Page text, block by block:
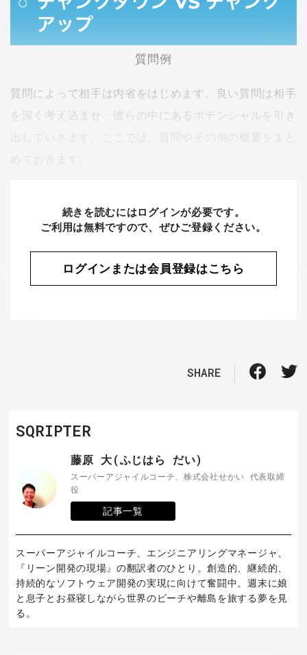
質問例
質問によって相手は内省をはじめます。良い質問は相手
を深く考え込ませ、彼らの中にあるポテンシャルを引き
出していきます。ここでは、質問やその例の概要をまと
続きを読むにはログインが必要です。
ご利用は無料ですので、ぜひご登録ください。
ログインまたは会員登録はこちら
SHARE
SQRIPTER
藤原 大(ふじはら だい)
スーパーアジャイルコーチ、株式会社せかい 代表取締
役
記事一覧
スーパーアジャイルコーチ、エンジニアリングマネージャ、
『リーン開発の現場』の翻訳者のひとり。創造的、継続的、
持続的なソフトウェア開発の実現に向けて奮闘中。週末に娘
と息子とお昼寝しながら世界のビーチや離島を旅する夢を見
る。